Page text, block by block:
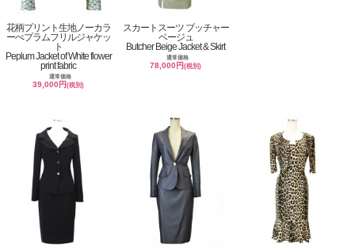
花柄プリント生地ノーカラ
ーぺプラムフリルジャケッ
ト
Peplum Jacket of White flower
print fabric
通常価格
39,000円(税別)
スカートスーツ ブッチャー
ベージュ
Butcher Beige Jacket & Skirt
通常価格
78,000円(税別)